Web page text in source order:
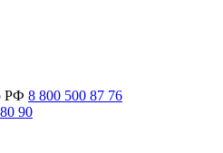
РФ 8 800 500 87 76
90